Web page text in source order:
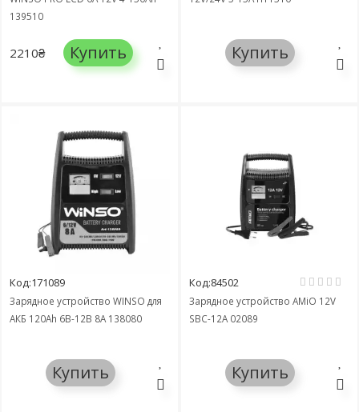
139510
2210₴ Купить Купить
Код:171089
Зарядное устройство WINSO для
АКБ 120Ah 6В-12В 8А 138080
Купить
Код:84502
Зарядное устройство AMiO 12V
SBC-12A 02089
Купить